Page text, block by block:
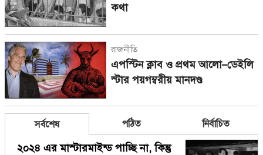
কথা
রাজনীতি
এপস্টিন ক্লাব ও প্রথম আলো–ডেইলি
স্টার পয়গম্বরীয় মানদণ্ড
সর্বশেষ পঠিত নির্বাচিত
২০২৪ এর মাস্টারমাইন্ড পাচ্ছি না, কিন্তু